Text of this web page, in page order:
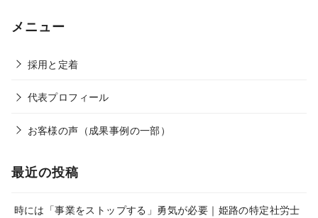
メニュー
採用と定着
代表プロフィール
お客様の声（成果事例の一部）
最近の投稿
時には「事業をストップする」勇気が必要｜姫路の特定社労士